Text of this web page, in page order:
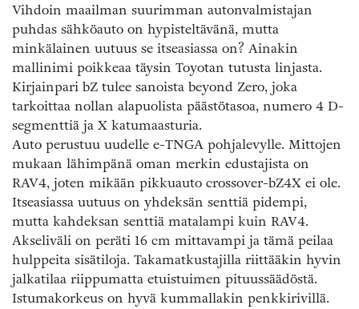
Vihdoin maailman suurimman autonvalmistajan
puhdas sähköauto on hypisteltävänä, mutta
minkälainen uutuus se itseasiassa on? Ainakin
mallinimi poikkeaa täysin Toyotan tutusta linjasta.
Kirjainpari bZ tulee sanoista beyond Zero, joka
tarkoittaa nollan alapuolista päästötasoa, numero 4 D-
segmenttiä ja X katumaasturia.
Auto perustuu uudelle e-TNGA pohjalevylle. Mittojen
mukaan lähimpänä oman merkin edustajista on
RAV4, joten mikään pikkuauto crossover-bZ4X ei ole.
Itseasiassa uutuus on yhdeksän senttiä pidempi,
mutta kahdeksan senttiä matalampi kuin RAV4.
Akseliväli on peräti 16 cm mittavampi ja tämä peilaa
hulppeita sisätiloja. Takamatkustajilla riittääkin hyvin
jalkatilaa riippumatta etuistuimen pituussäädöstä.
Istumakorkeus on hyvä kummallakin penkkirivillä.